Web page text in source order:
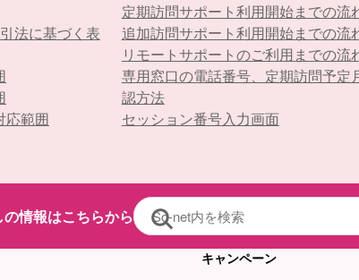
法に基づく表
応範囲
定期訪問サポート利用開始までの流
追加訪問サポート利用開始までの流
リモートサポートのご利用までの流
専用窓口の電話番号、定期訪問予定
認方法
セッション番号入力画面
の情報はこちらから
キャンペーン